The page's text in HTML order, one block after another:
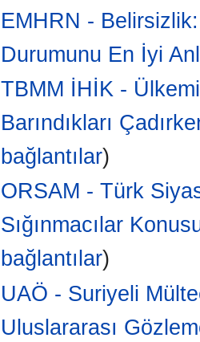
EMHRN -
Durumunu En İyi
TBMM İHİK -
Barındıkları
bağlantılar)
ORSAM - Türk
Sığınmacılar
bağlantılar)
UAÖ - Suriyeli
Uluslararası